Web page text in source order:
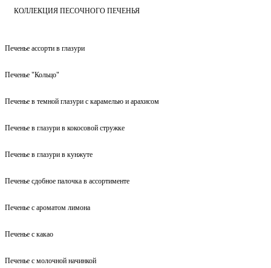
КОЛЛЕКЦИЯ ПЕСОЧНОГО ПЕЧЕНЬЯ
Печенье ассорти в глазури
Печенье "Кольцо"
Печенье в темной глазури с карамелью и арахисом
Печенье в глазури в кокосовой стружке
Печенье в глазури в кунжуте
Печенье сдобное палочка в ассортименте
Печенье с ароматом лимона
Печенье с какао
Печенье с молочной начинкой